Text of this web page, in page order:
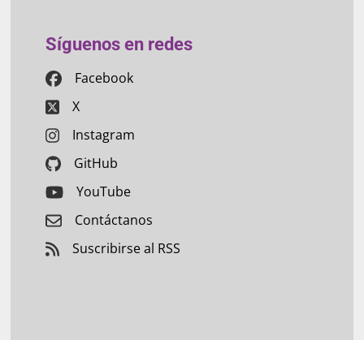
Síguenos en redes
Facebook
X
Instagram
GitHub
YouTube
Contáctanos
Suscribirse al RSS